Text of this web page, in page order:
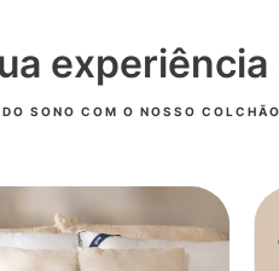
SONO COM O NOSSO